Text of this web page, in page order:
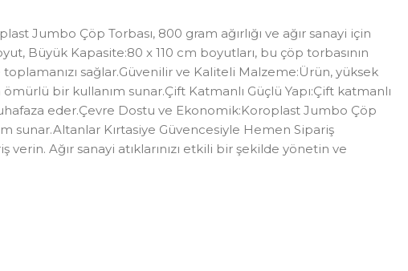
Jumbo Çöp Torbası, 800 gram ağırlığı ve ağır sanayi için
Büyük Kapasite:80 x 110 cm boyutları, bu çöp torbasının
sağlar.Güvenilir ve Kaliteli Malzeme:Ürün, yüksek
bir kullanım sunar.Çift Katmanlı Güçlü Yapı:Çift katmanlı
eder.Çevre Dostu ve Ekonomik:Koroplast Jumbo Çöp
sunar.Altanlar Kırtasiye Güvencesiyle Hemen Sipariş
Ağır sanayi atıklarınızı etkili bir şekilde yönetin ve